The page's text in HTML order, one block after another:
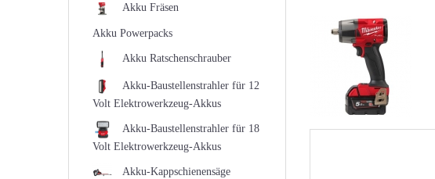
Akku Fräsen
Akku Powerpacks
Akku Ratschenschrauber
Akku-Baustellenstrahler für 12
Volt Elektrowerkzeug-Akkus
Akku-Baustellenstrahler für 18
Volt Elektrowerkzeug-Akkus
Akku-Kappschienensäge